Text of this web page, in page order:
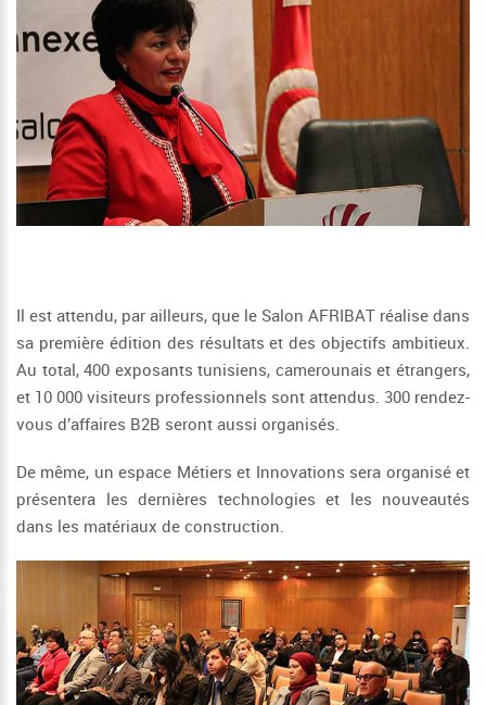
Il est attendu, par ailleurs, que le Salon AFRIBAT réalise dans
sa première édition des résultats et des objectifs ambitieux.
Au total, 400 exposants tunisiens, camerounais et étrangers,
et 10 000 visiteurs professionnels sont attendus. 300 rendez-
vous d’affaires B2B seront aussi organisés.
De même, un espace Métiers et Innovations sera organisé et
présentera les dernières technologies et les nouveautés
dans les matériaux de construction.